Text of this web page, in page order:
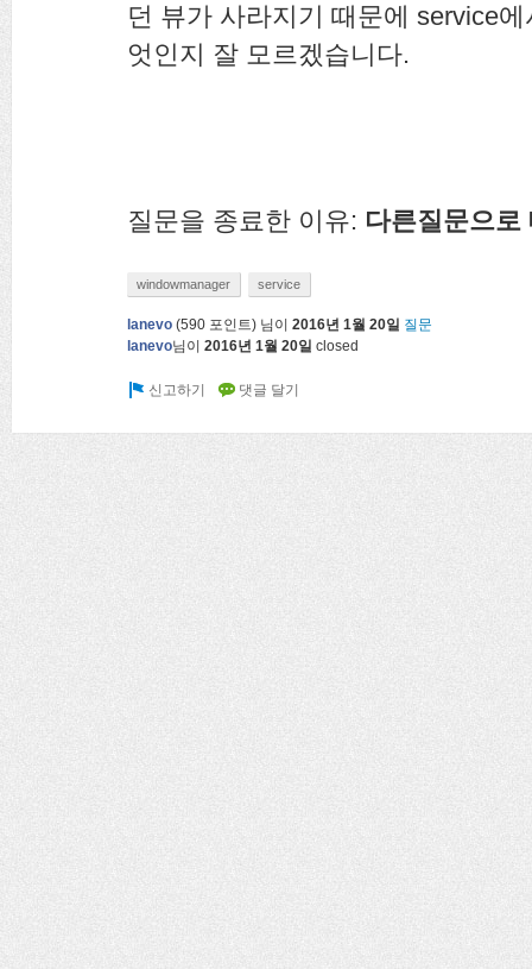
던 뷰가 사라지기 때문에 service
엇인지 잘 모르겠습니다.
질문을 종료한 이유: 다른질문으로
windowmanager service
lanevo (590 포인트) 님이 2016년 1월 20일 질문
lanevo님이 2016년 1월 20일 closed